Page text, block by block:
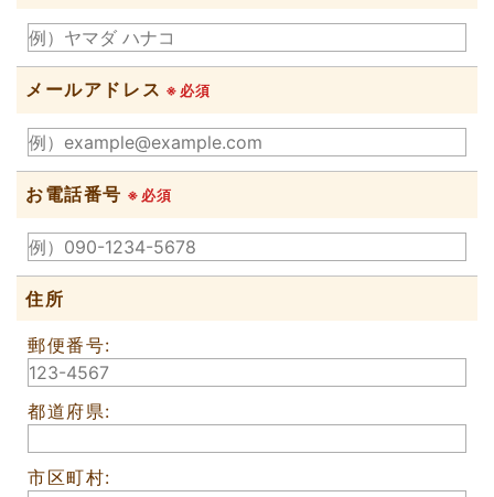
メールアドレス ※必須
お電話番号 ※必須
住所
郵便番号:
都道府県:
市区町村: